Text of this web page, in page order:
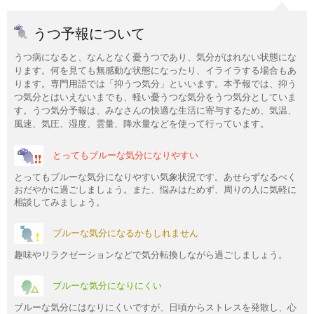
うつ予報について
うつ病になると、なんとなく憂うつであり、気分がはれない状態にな
ります。何を見ても無感動な状態になったり、イライラする場合もあ
ります。専門用語では「抑うつ気分」といいます。本予報では、抑う
つ気分とはいえないまでも、軽い憂うつな気分をうつ気分としていま
す。うつ気分予報は、みなさんの快適な生活に寄与するため、気温、
風速、気圧、湿度、雲量、降水量などを使って行っています。
とってもブルーな気分になりやすい
とってもブルーな気分になりやすい気象状況です。あせらずなるべく
おだやかに過ごしましょう。また、悩みはためず、周りの人に気軽に
相談してみましょう。
ブルーな気分になるかもしれません
趣味やリラクゼーションなどで気分転換しながら過ごしましょう。
ブルーな気分になりにくい
ブルーな気分にはなりにくいですが、日頃からストレスを発散し、心